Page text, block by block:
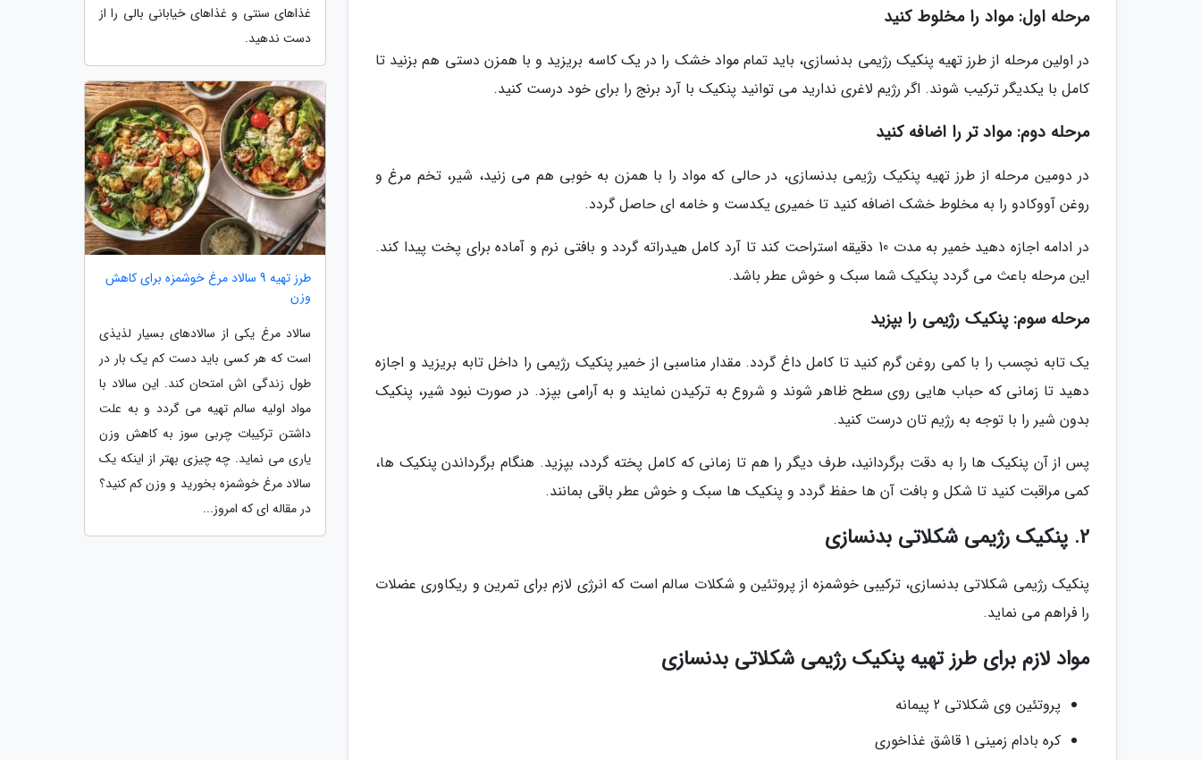
مرحله اول: مواد را مخلوط کنید
در اولین مرحله از طرز تهیه پنکیک رژیمی بدنسازی، باید تمام مواد خشک را در یک کاسه بریزید و با همزن دستی هم بزنید تا
کامل با یکدیگر ترکیب شوند. اگر رژیم لاغری ندارید می توانید پنکیک با آرد برنج را برای خود درست کنید.
مرحله دوم: مواد تر را اضافه کنید
در دومین مرحله از طرز تهیه پنکیک رژیمی بدنسازی، در حالی که مواد را با همزن به خوبی هم می زنید، شیر، تخم مرغ و
روغن آووکادو را به مخلوط خشک اضافه کنید تا خمیری یکدست و خامه ای حاصل گردد.
در ادامه اجازه دهید خمیر به مدت 10 دقیقه استراحت کند تا آرد کامل هیدراته گردد و بافتی نرم و آماده برای پخت پیدا کند.
این مرحله باعث می گردد پنکیک شما سبک و خوش عطر باشد.
مرحله سوم: پنکیک رژیمی را بپزید
یک تابه نچسب را با کمی روغن گرم کنید تا کامل داغ گردد. مقدار مناسبی از خمیر پنکیک رژیمی را داخل تابه بریزید و اجازه
دهید تا زمانی که حباب هایی روی سطح ظاهر شوند و شروع به ترکیدن نمایند و به آرامی بپزد. در صورت نبود شیر، پنکیک
بدون شیر را با توجه به رژیم تان درست کنید.
پس از آن پنکیک ها را به دقت برگردانید، طرف دیگر را هم تا زمانی که کامل پخته گردد، بپزید. هنگام برگرداندن پنکیک ها،
کمی مراقبت کنید تا شکل و بافت آن ها حفظ گردد و پنکیک ها سبک و خوش عطر باقی بمانند.
2. پنکیک رژیمی شکلاتی بدنسازی
پنکیک رژیمی شکلاتی بدنسازی، ترکیبی خوشمزه از پروتئین و شکلات سالم است که انرژی لازم برای تمرین و ریکاوری عضلات
را فراهم می نماید.
مواد لازم برای طرز تهیه پنکیک رژیمی شکلاتی بدنسازی
پروتئین وی شکلاتی 2 پیمانه
کره بادام زمینی 1 قاشق غذاخوری
غذاهای سنتی و غذاهای خیابانی بالی را از
دست ندهید.
طرز تهیه 9 سالاد مرغ خوشمزه برای کاهش
وزن
سالاد مرغ یکی از سالادهای بسیار لذیذی
است که هر کسی باید دست کم یک بار در
طول زندگی اش امتحان کند. این سالاد با
مواد اولیه سالم تهیه می گردد و به علت
داشتن ترکیبات چربی سوز به کاهش وزن
یاری می نماید. چه چیزی بهتر از اینکه یک
سالاد مرغ خوشمزه بخورید و وزن کم کنید؟
در مقاله ای که امروز...